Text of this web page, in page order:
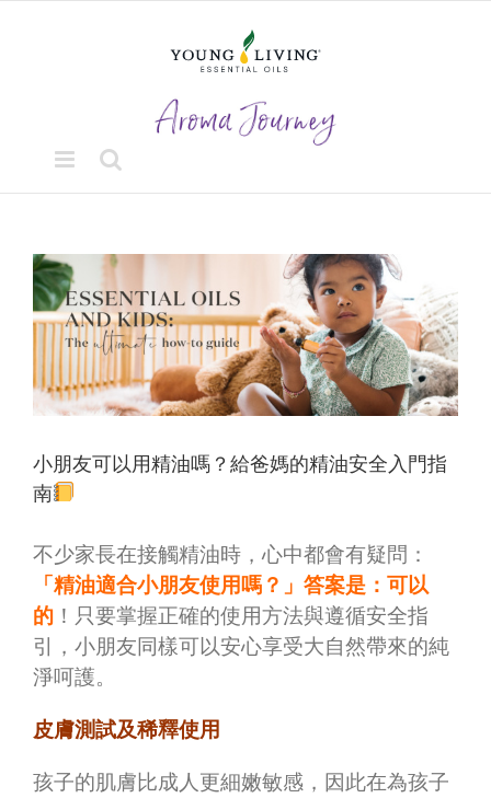
View
Larger
Image
小朋友可以用精油嗎？給爸媽的精油安全入門指
南
不少家長在接觸精油時，心中都會有疑問：
「精油適合小朋友使用嗎？」答案是：可以
的 ！只要掌握正確的使用方法與遵循安全指
引，小朋友同樣可以安心享受大自然帶來的純
淨呵護。
皮膚測試及稀釋使用
孩子的肌膚比成人更細嫩敏感，因此在為孩子